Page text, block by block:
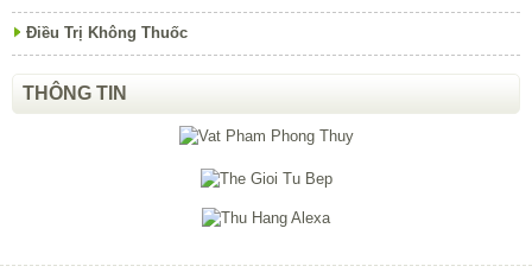
Điều Trị Không Thuốc
THÔNG TIN